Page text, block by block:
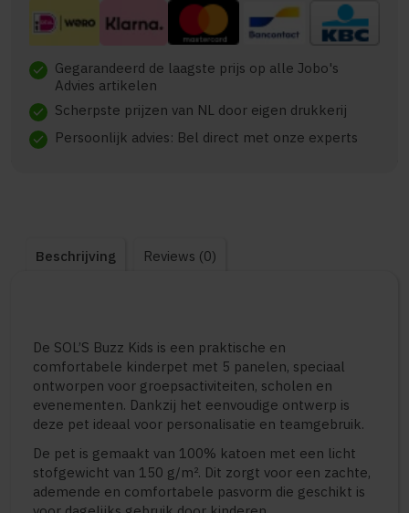
check Gegarandeerd de laagste prijs op alle Jobo's
Advies artikelen
check Scherpste prijzen van NL door eigen drukkerij
check Persoonlijk advies: Bel direct met onze experts
Beschrijving Reviews (0)
De SOL’S Buzz Kids is een praktische en
comfortabele kinderpet met 5 panelen, speciaal
ontworpen voor groepsactiviteiten, scholen en
evenementen. Dankzij het eenvoudige ontwerp is
deze pet ideaal voor personalisatie en teamgebruik.
De pet is gemaakt van 100% katoen met een licht
stofgewicht van 150 g/m². Dit zorgt voor een zachte,
ademende en comfortabele pasvorm die geschikt is